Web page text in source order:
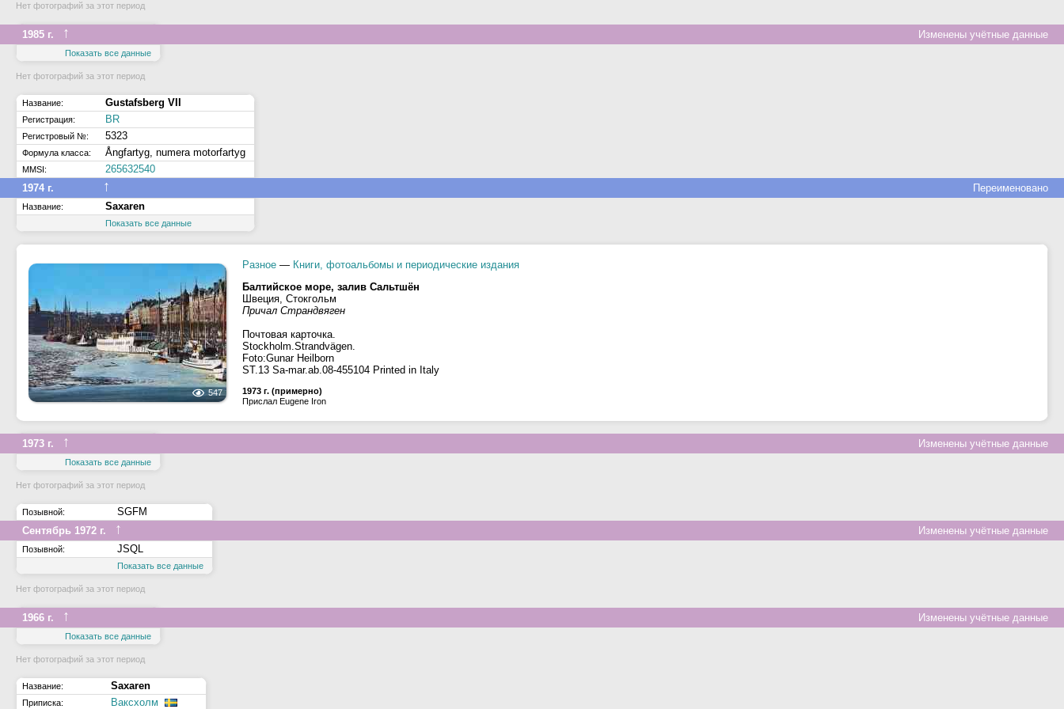
Нет фотографий за этот период
Изменены учётные данные
1985 г. ↑
Показать все данные
Нет фотографий за этот период
Название: Gustafsberg VII
Регистрация: BR
Регистровый №: 5323
Формула класса: Ångfartyg, numera motorfartyg
MMSI:
265632540
Переименовано
1974 г. ↑
Название: Saxaren
Показать все данные
547
Разное — Книги, фотоальбомы и периодические издания
Балтийское море, залив Сальтшён
Швеция, Стокгольм
Причал Страндвяген
Почтовая карточка.
Stockholm.Strandvägen.
Foto:Gunar Heilborn
ST.13 Sa-mar.ab.08-455104 Printed in Italy
1973 г. (примерно)
Прислал Eugene Iron
Изменены учётные данные
1973 г. ↑
Показать все данные
Нет фотографий за этот период
Позывной:
SGFM
Изменены учётные данные
Сентябрь 1972 г. ↑
Позывной: JSQL
Показать все данные
Нет фотографий за этот период
Изменены учётные данные
1966 г. ↑
Показать все данные
Нет фотографий за этот период
Название: Saxaren
Приписка: Ваксхолм